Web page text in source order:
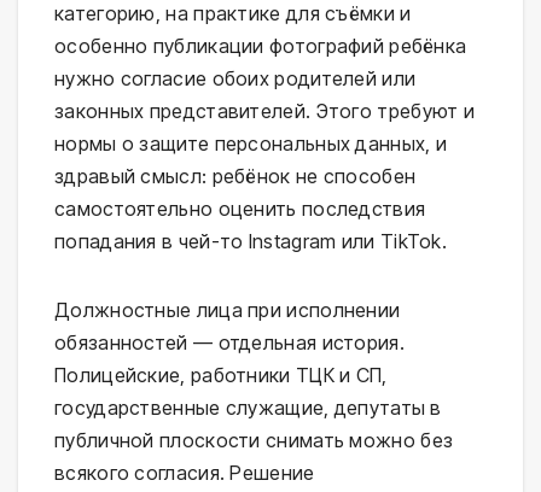
категорию, на практике для съёмки и
особенно публикации фотографий ребёнка
нужно согласие обоих родителей или
законных представителей. Этого требуют и
нормы о защите персональных данных, и
здравый смысл: ребёнок не способен
самостоятельно оценить последствия
попадания в чей-то Instagram или TikTok.
Должностные лица при исполнении
обязанностей — отдельная история.
Полицейские, работники ТЦК и СП,
государственные служащие, депутаты в
публичной плоскости снимать можно без
всякого согласия. Решение